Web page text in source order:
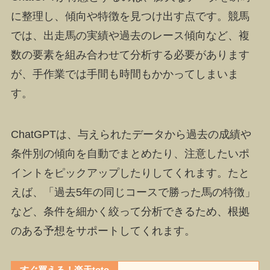
に整理し、傾向や特徴を見つけ出す点です。競馬
では、出走馬の実績や過去のレース傾向など、複
数の要素を組み合わせて分析する必要があります
が、手作業では手間も時間もかかってしまいま
す。
ChatGPTは、与えられたデータから過去の成績や
条件別の傾向を自動でまとめたり、注意したいポ
イントをピックアップしたりしてくれます。たと
えば、「過去5年の同じコースで勝った馬の特徴」
など、条件を細かく絞って分析できるため、根拠
のある予想をサポートしてくれます。